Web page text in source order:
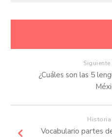
¿Cuáles son las 5
Historia
Vocabulario partes